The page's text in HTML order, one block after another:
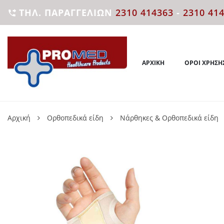
 ΤΗΛ. ΠΑΡΑΓΓΕΛΙΏΝ 2310 414363 - 2310
ΑΡΧΙΚΉ ΌΡΟΙ
Αρχική Ορθοπεδικά είδη Νάρθηκες & Ορθοπεδικά είδη